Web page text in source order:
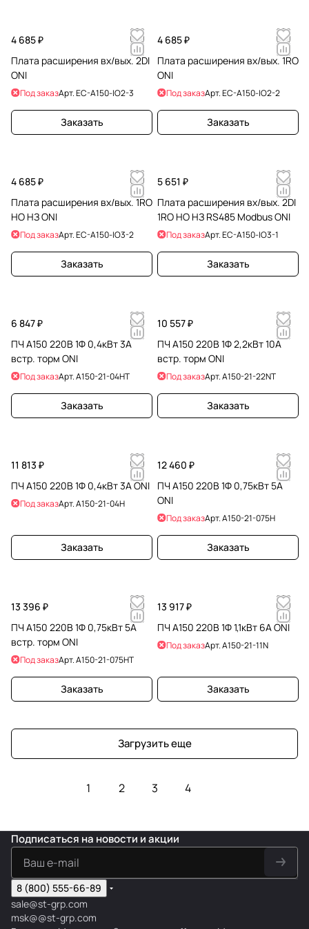
4 685 ₽
Плата расширения вх/вых. 2DI
ONI
Под заказАрт.EC-A150-IO2-3
Заказать
4 685 ₽
Плата расширения вх/вых. 1RO
ONI
Под заказАрт.EC-A150-IO2-2
Заказать
4 685 ₽
Плата расширения вх/вых. 1RO
НО НЗ ONI
Под заказАрт.EC-A150-IO3-2
Заказать
5 651 ₽
Плата расширения вх/вых. 2DI
1RO НО НЗ RS485 Modbus ONI
Под заказАрт.EC-A150-IO3-1
Заказать
6 847 ₽
ПЧ A150 220В 1Ф 0,4кВт 3А
встр. торм ONI
Под заказАрт.A150-21-04HT
Заказать
10 557 ₽
ПЧ A150 220В 1Ф 2,2кВт 10А
встр. торм ONI
Под заказАрт.A150-21-22NT
Заказать
11 813 ₽
ПЧ A150 220В 1Ф 0,4кВт 3А ONI
Под заказАрт.A150-21-04H
Заказать
12 460 ₽
ПЧ A150 220В 1Ф 0,75кВт 5А
ONI
Под заказАрт.A150-21-075H
Заказать
13 396 ₽
ПЧ A150 220В 1Ф 0,75кВт 5А
встр. торм ONI
Под заказАрт.A150-21-075HT
Заказать
13 917 ₽
ПЧ A150 220В 1Ф 1,1кВт 6А ONI
Под заказАрт.A150-21-11N
Заказать
Загрузить еще
1 2 3 4
Подписаться на новости и акции
8 (800) 555-66-89
sale@st-grp.com
msk@@st-grp.com